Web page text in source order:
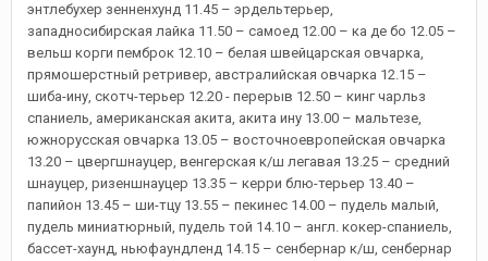
энтлебухер зенненхунд 11.45 – эрдельтерьер,
западносибирская лайка 11.50 – самоед 12.00 – ка де бо 12.05 –
вельш корги пемброк 12.10 – белая швейцарская овчарка,
прямошерстный ретривер, австралийская овчарка 12.15 –
шиба-ину, скотч-терьер 12.20 - перерыв 12.50 – кинг чарльз
спаниель, американская акита, акита ину 13.00 – мальтезе,
южнорусская овчарка 13.05 – восточноевропейская овчарка
13.20 – цвергшнауцер, венгерская к/ш легавая 13.25 – средний
шнауцер, ризеншнауцер 13.35 – керри блю-терьер 13.40 –
папийон 13.45 – ши-тцу 13.55 – пекинес 14.00 – пудель малый,
пудель миниатюрный, пудель той 14.10 – англ. кокер-спаниель,
бассет-хаунд, ньюфаундленд 14.15 – сенбернар к/ш, сенбернар